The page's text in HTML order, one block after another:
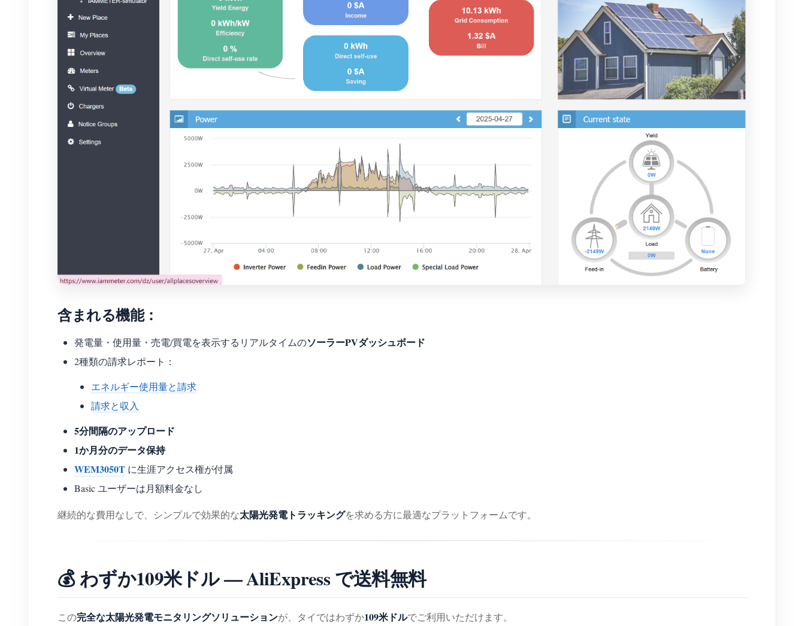
含まれる機能：
発電量・使用量・売電/買電を表示するリアルタイムのソーラーPVダッシュボード
2種類の請求レポート：
エネルギー使用量と請求
請求と収入
5分間隔のアップロード
1か月分のデータ保持
WEM3050T に生涯アクセス権が付属
Basic ユーザーは月額料金なし
継続的な費用なしで、シンプルで効果的な太陽光発電トラッキングを求める方に最適なプラットフォームです。
💰 わずか109米ドル — AliExpress で送料無料
この完全な太陽光発電モニタリングソリューションが、タイではわずか109米ドルでご利用いただけます。